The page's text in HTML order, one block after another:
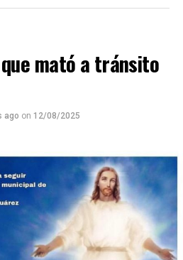
de septiembre en Cancún,
en esa etapa, el equipo
a México en la final
se efectuará en Costa Rica.
mató a tránsito
ago on 12/08/2025